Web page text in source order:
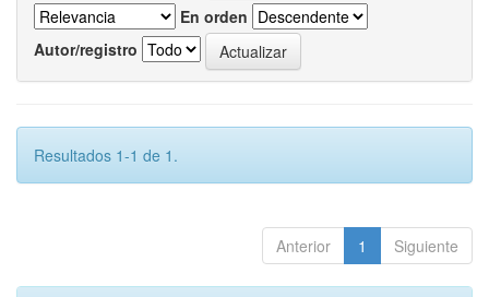
En orden
Autor/registro
Resultados 1-1 de 1.
Anterior 1 Siguiente